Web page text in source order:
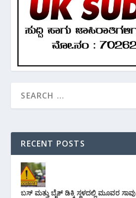
RECENT POSTS
ಬಸ್ ಮತ್ತು ಬೈಕ್ ಡಿಕ್ಕಿ ಸ್ಥಳದಲ್ಲಿ ಮೂವರ ಸಾವು